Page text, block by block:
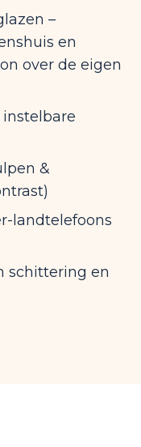
–
en
over de eigen
&
landtelefoons
schittering en